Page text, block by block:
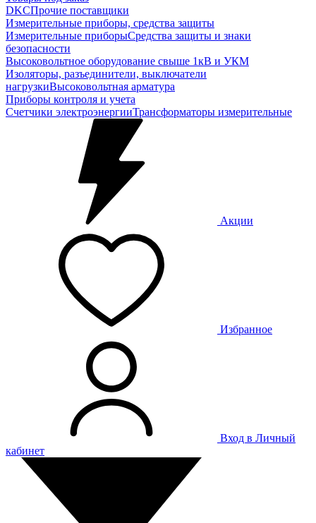
DKCПрочие поставщики
Измерительные приборы, средства защиты
Измерительные приборыСредства защиты и знаки
безопасности
Высоковольтное оборудование свыше 1кВ и УКМ
Изоляторы, разъединители, выключатели
нагрузкиВысоковольтная арматура
Приборы контроля и учета
Счетчики электроэнергииТрансформаторы измерительные
Акции
Избранное
Вход в Личный
кабинет